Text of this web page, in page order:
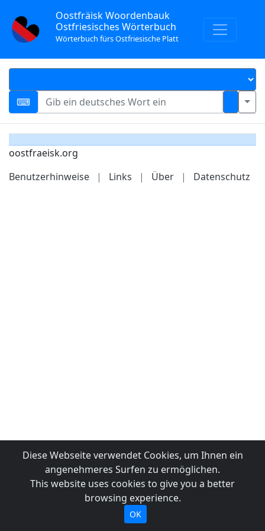
Oostfräisk Woordenbauk
Ostfriesisches Wörterbuch
Wörterbuch fürs Ostfriesische Platt
oostfraeisk.org
Benutzerhinweise
| Links | Über | Datenschutz
Diese Webseite verwendet Cookies, um Ihnen ein
angenehmeres Surfen zu ermöglichen.
This website uses cookies to give you a better
browsing experience.
OK